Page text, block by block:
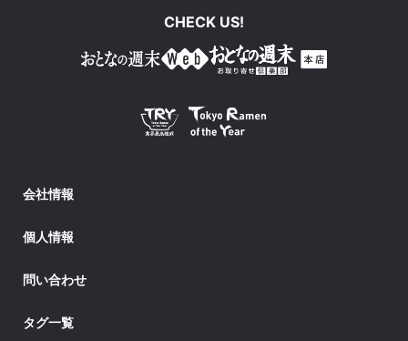
CHECK US!
会社情報
個人情報
問い合わせ
タグ一覧